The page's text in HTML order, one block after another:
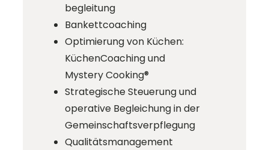
begleitung
Bankettcoaching
Optimierung von Küchen:
KüchenCoaching und
Mystery Cooking®
Strategische Steuerung und
operative Begleichung in der
Gemeinschaftsverpflegung
Qualitätsmanagement